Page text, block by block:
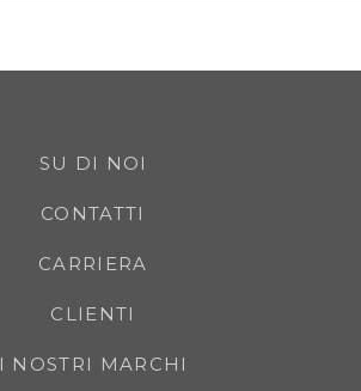
SU DI NOI
CONTATTI
CARRIERA
CLIENTI
I NOSTRI MARCHI